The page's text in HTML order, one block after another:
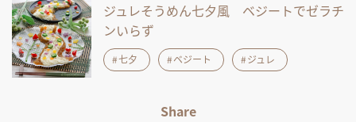
ジュレそうめん七夕風 ベジートでゼラチ
ンいらず
七夕 ベジート ジュレ
Share